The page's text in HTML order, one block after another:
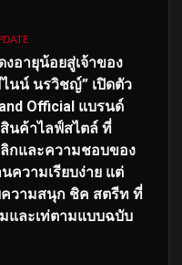
อายุน้อยสู่เจ้าของ
ไนน์ นรวิชญ์” เปิดตัว
Official แบรนด์
นค้าไลฟ์สไตล์ ที่
กและความชอบของ
นความเรียบง่าย แต่
ความสนุก ชิค สตรีท ที่
และเท่ตามแบบฉบับ